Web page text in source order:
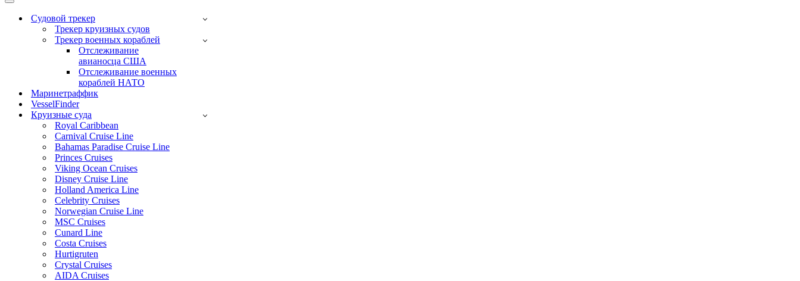
Меню
навигацииСудовой трекер
Трекер круизных судов
Трекер военных кораблей
Отслеживание
авианосца США
Отслеживание военных
кораблей НАТО
Маринетраффик
VesselFinder
Круизные суда
Royal Caribbean
Carnival Cruise Line
Bahamas Paradise Cruise Line
Princes Cruises
Viking Ocean Cruises
Disney Cruise Line
Holland America Line
Celebrity Cruises
Norwegian Cruise Line
MSC Cruises
Cunard Line
Costa Cruises
Hurtigruten
Crystal Cruises
AIDA Cruises